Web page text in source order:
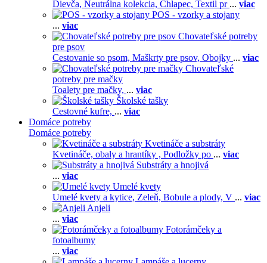
Dievča, Neutrálna kolekcia, Chlapec, Textil pr ... viac
POS - vzorky a stojany
... viac
Chovateľské potreby
pre psov
Cestovanie so psom, Maškrty pre psov, Obojky ... viac
Chovateľské
potreby pre mačky
Toalety pre mačky, ... viac
Školské tašky
Cestovné kufre, ... viac
Domáce potreby
Domáce potreby
Kvetináče a substráty
Kvetináče, obaly a hrantíky , Podložky po ... viac
Substráty a hnojivá
... viac
Umelé kvety
Umelé kvety a kytice, Zeleň, Bobule a plody, V ... viac
Anjeli
... viac
Fotorámčeky a
fotoalbumy
... viac